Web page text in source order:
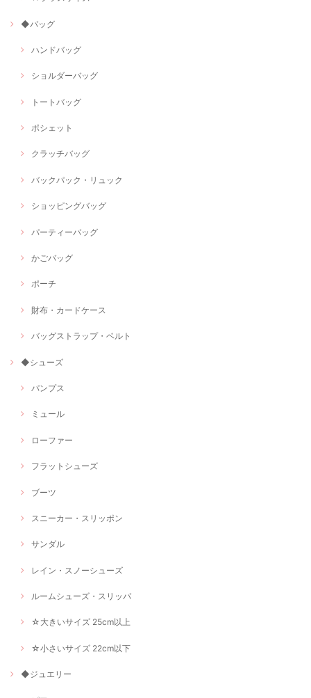
◆バッグ
ハンドバッグ
ショルダーバッグ
トートバッグ
ポシェット
クラッチバッグ
バックパック・リュック
ショッピングバッグ
パーティーバッグ
かごバッグ
ポーチ
財布・カードケース
バッグストラップ・ベルト
◆シューズ
パンプス
ミュール
ローファー
フラットシューズ
ブーツ
スニーカー・スリッポン
サンダル
レイン・スノーシューズ
ルームシューズ・スリッパ
☆大きいサイズ 25cm以上
☆小さいサイズ 22cm以下
◆ジュエリー